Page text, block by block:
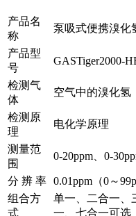
产品名
称
泵吸式便携溴化
产品型
号
GASTiger2000-
检测气
体
空气中的溴化氢
检测原
理
电化学原理
测量范
围
0-20ppm、0-
分 辨 率 0.01ppm（0～
组合方
式
单一、二合一、
一、七合一可选